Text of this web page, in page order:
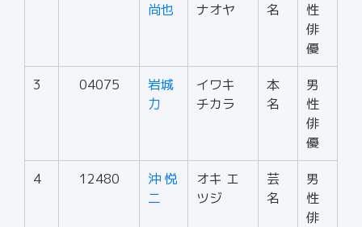
尚也
ナオヤ
名
性
俳
優
3 04075
岩城
力
イワキ
チカラ
本
名
男
性
俳
優
4 12480
沖 悦
二
オキ エ
ツジ
芸
名
男
性
俳